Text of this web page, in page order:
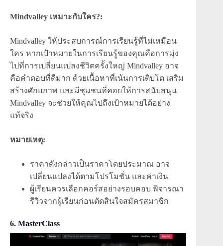
Mindvalley เหมาะกับใคร?:
Mindvalley ให้ประสบการณ์การเรียนรู้ที่ไม่เหมือน
ใคร หากเป้าหมายในการเรียนรู้ของคุณคือการมุ่ง
ไปที่การเปลี่ยนแปลงชีวิตครั้งใหญ่ Mindvalley อาจ
คือคำตอบที่ดีมาก ด้วยเนื้อหาที่เน้นการเติบโต เสริม
สร้างศักยภาพ และมีชุมชนที่คอยให้การสนับสนุน
Mindvalley จะช่วยให้คุณไปถึงเป้าหมายได้อย่าง
แท้จริง
หมายเหตุ:
ราคาดังกล่าวเป็นราคาโดยประมาณ อาจ
เปลี่ยนแปลงได้ตามโปรโมชั่น และค่าเงิน
ผู้เรียนควรเลือกคอร์สอย่างรอบคอบ พิจารณา
รีวิวจากผู้เรียนก่อนตัดสินใจสมัครสมาชิก
6. MasterClass